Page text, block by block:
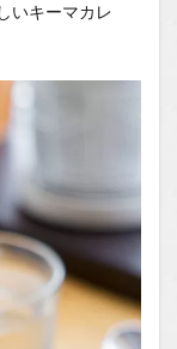
いキーマカレ